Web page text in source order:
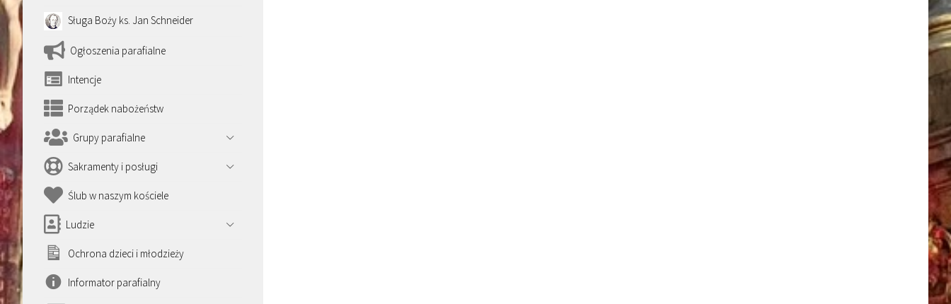
Sługa Boży ks. Jan Schneider
Ogłoszenia parafialne
Intencje
Porządek nabożeństw
Grupy parafialne
Sakramenty i posługi
Ślub w naszym kościele
Ludzie
Ochrona dzieci i młodzieży
Informator parafialny